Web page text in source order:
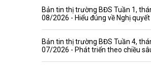
Bản tin thị trường BĐS Tuần 1,
08/2026 - Hiểu đúng về Nghị quyết
Bản tin thị trường BĐS Tuần 4,
07/2026 - Phát triển theo chiều